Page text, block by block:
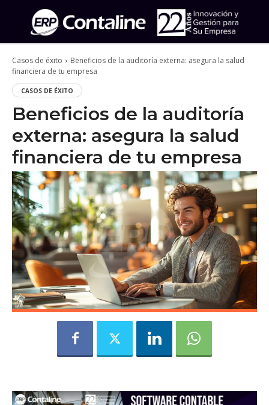
Casos de éxito
Beneficios de la auditoría externa: asegura la salud
financiera de tu empresa
CASOS DE ÉXITO
Beneficios de la auditoría
externa: asegura la salud
financiera de tu empresa